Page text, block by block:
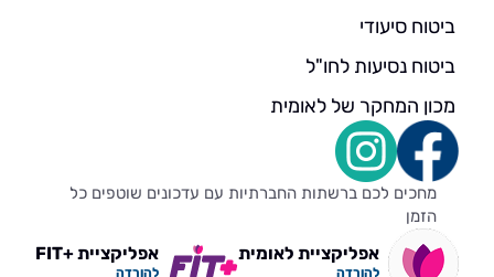
ביטוח סיעודי
ביטוח נסיעות לחו"ל
מכון המחקר של לאומית
מחכים לכם ברשתות החברתיות עם עדכונים שוטפים כל
הזמן
אפליקציית לאומית
להורדה
אפליקציית +FIT
להורדה